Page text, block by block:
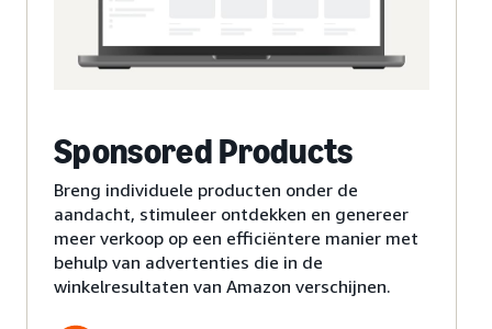
Sponsored Products
Breng individuele producten onder de
aandacht, stimuleer ontdekken en genereer
meer verkoop op een efficiëntere manier met
behulp van advertenties die in de
winkelresultaten van Amazon verschijnen.